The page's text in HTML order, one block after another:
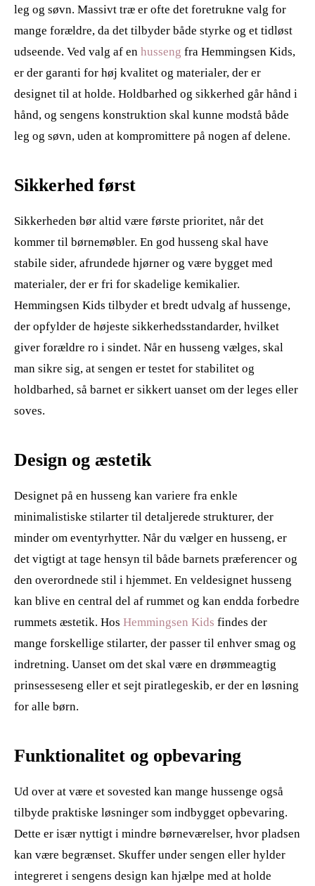
leg og søvn. Massivt træ er ofte det foretrukne valg for
mange forældre, da det tilbyder både styrke og et tidløst
udseende. Ved valg af en husseng fra Hemmingsen Kids,
er der garanti for høj kvalitet og materialer, der er
designet til at holde. Holdbarhed og sikkerhed går hånd i
hånd, og sengens konstruktion skal kunne modstå både
leg og søvn, uden at kompromittere på nogen af delene.
Sikkerhed først
Sikkerheden bør altid være første prioritet, når det
kommer til børnemøbler. En god husseng skal have
stabile sider, afrundede hjørner og være bygget med
materialer, der er fri for skadelige kemikalier.
Hemmingsen Kids tilbyder et bredt udvalg af hussenge,
der opfylder de højeste sikkerhedsstandarder, hvilket
giver forældre ro i sindet. Når en husseng vælges, skal
man sikre sig, at sengen er testet for stabilitet og
holdbarhed, så barnet er sikkert uanset om der leges eller
soves.
Design og æstetik
Designet på en husseng kan variere fra enkle
minimalistiske stilarter til detaljerede strukturer, der
minder om eventyrhytter. Når du vælger en husseng, er
det vigtigt at tage hensyn til både barnets præferencer og
den overordnede stil i hjemmet. En veldesignet husseng
kan blive en central del af rummet og kan endda forbedre
rummets æstetik. Hos Hemmingsen Kids findes der
mange forskellige stilarter, der passer til enhver smag og
indretning. Uanset om det skal være en drømmeagtig
prinsesseseng eller et sejt piratlegeskib, er der en løsning
for alle børn.
Funktionalitet og opbevaring
Ud over at være et sovested kan mange hussenge også
tilbyde praktiske løsninger som indbygget opbevaring.
Dette er især nyttigt i mindre børneværelser, hvor pladsen
kan være begrænset. Skuffer under sengen eller hylder
integreret i sengens design kan hjælpe med at holde